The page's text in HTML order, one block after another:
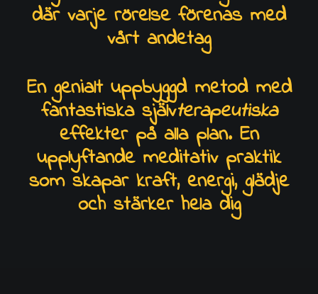
där varje rörelse förenas med
vårt andetag
En genialt uppbyggd metod med
fantastiska självterapeutiska
effekter på alla plan. En
upplyftande meditativ praktik
som skapar kraft, energi, glädje
och stärker hela dig